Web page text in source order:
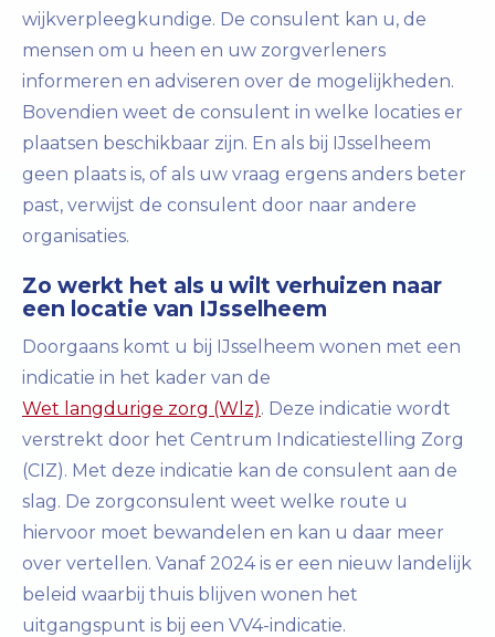
wijkverpleegkundige. De consulent kan u, de
mensen om u heen en uw zorgverleners
informeren en adviseren over de mogelijkheden.
Bovendien weet de consulent in welke locaties er
plaatsen beschikbaar zijn. En als bij IJsselheem
geen plaats is, of als uw vraag ergens anders beter
past, verwijst de consulent door naar andere
organisaties.
Zo werkt het als u wilt verhuizen naar
een locatie van IJsselheem
Doorgaans komt u bij IJsselheem wonen met een
indicatie in het kader van de
Wet langdurige zorg (Wlz). Deze indicatie wordt
verstrekt door het Centrum Indicatiestelling Zorg
(CIZ). Met deze indicatie kan de consulent aan de
slag. De zorgconsulent weet welke route u
hiervoor moet bewandelen en kan u daar meer
over vertellen. Vanaf 2024 is er een nieuw landelijk
beleid waarbij thuis blijven wonen het
uitgangspunt is bij een VV4-indicatie.